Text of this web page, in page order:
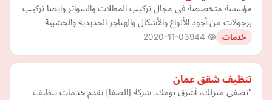
مؤسسة متخصصة في مجال تركيب المظلات والسواتر وايضا تركيب
برجولات من أجود الأنواع والأشكال والهناجر الحديدية والخشبية
خدمات 2020-11-03
تنظيف شقق عمان
"نضفي منزلك، أشرق يومك. شركة [الصفا] تقدم خدمات تنظيف